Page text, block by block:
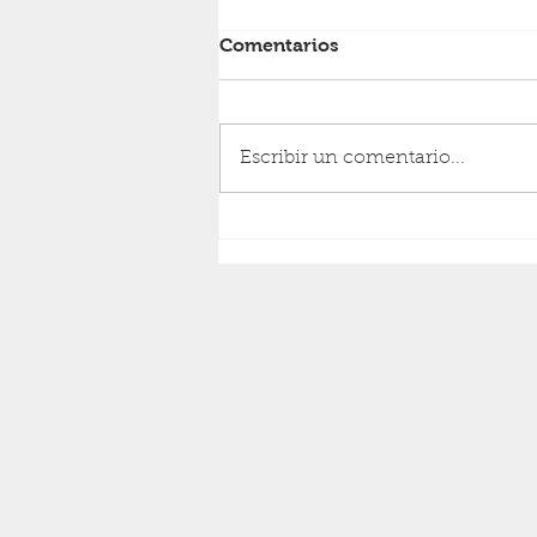
RESURRECCIÓN
Comentarios
Escribir un comentario...